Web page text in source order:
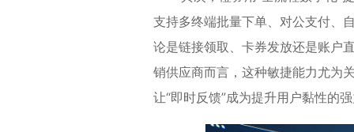
支持多终端批量下单、对公支付、
论是链接领取、卡券发放还是账户
销供应商而言，这种敏捷能力尤为
让“即时反馈”成为提升用户黏性的